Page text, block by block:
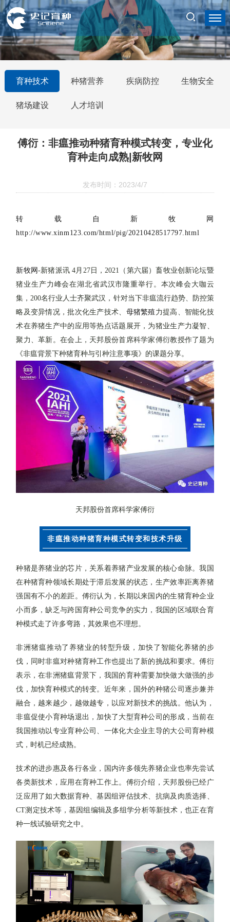
育种技术 种猪营养 疾病防控 生物安全
猪场建设 人才培训
傅衍：非瘟推动种猪育种模式转变，专业化
育种走向成熟|新牧网
发布时间：2023/4/7
转载自新牧网
http://www.xinm123.com/html/pig/20210428517797.html
新牧网 -新猪派讯4月 27日，2021 （第六届）畜牧业创新论坛暨
猪业生产力峰会在湖北省武汉市隆重举行。本次峰会大咖云
集，200名行业人士齐聚武汉，针对当下非瘟流行趋势、防控策
略及变异情况，批次化生产技术、 母猪繁殖 力提高、智能化技
术在养猪生产中的应用等热点话题展开，为猪业生产力凝智、
聚力、革新。在会上，天邦股份首席科学家傅衍教授作了题为
《非瘟背景下种猪育种与引种注意事项》的课题分享。
天邦股份首席科学家傅衍
非瘟推动种猪育种模式转变和技术升级
种猪是养猪业的芯片，关系着养猪产业发展的核心命脉。我国
在种猪育种领域长期处于滞后发展的状态，生产效率距离养猪
强国有不小的差距。傅衍认为，长期以来国内的生猪育种企业
小而多，缺乏与跨国育种公司竞争的实力，我国的区域联合育
种模式走了许多弯路，其效果也不理想。
非洲猪瘟推动了养猪业的转型升级，加快了智能化养猪的步
伐，同时非瘟对种猪育种工作也提出了新的挑战和要求。傅衍
表示，在非洲猪瘟背景下，我国的育种需要加快做大做强的步
伐，加快育种模式的转变。近年来，国外的种猪公司逐步兼并
融合，越来越少，越做越专，以应对新技术的挑战。他认为，
非瘟促使小育种场退出，加快了大型育种公司的形成，当前在
我国推动以专业育种公司、一体化大企业主导的大公司育种模
式，时机已经成熟。
技术的进步惠及各行各业，国内许多领先养猪企业也率先尝试
各类新技术，应用在育种工作上。傅衍介绍，天邦股份已经广
泛应用了如大数据育种、基因组评估技术、抗病及肉质选择、
CT测定技术等，基因组编辑及多组学分析等新技术，也正在育
种一线试验研究之中。